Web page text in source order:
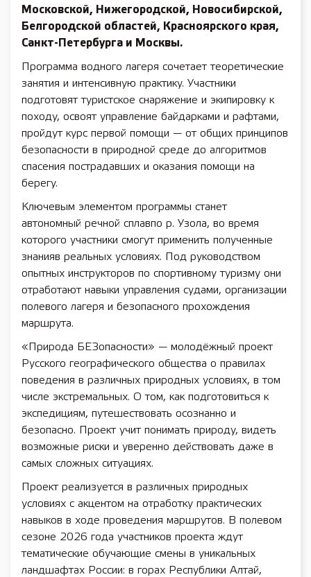
Московской, Нижегородской, Новосибирской,
Белгородской областей, Красноярского края,
Санкт-Петербурга и Москвы.
Программа водного лагеря сочетает теоретические
занятия и интенсивную практику. Участники
подготовят туристское снаряжение и экипировку к
походу, освоят управление байдарками и рафтами,
пройдут курс первой помощи — от общих принципов
безопасности в природной среде до алгоритмов
спасения пострадавших и оказания помощи на
берегу.
Ключевым элементом программы станет
автономный речной сплавпо р. Узола, во время
которого участники смогут применить полученные
знанияв реальных условиях. Под руководством
опытных инструкторов по спортивному туризму они
отработают навыки управления судами, организации
полевого лагеря и безопасного прохождения
маршрута.
«Природа БЕЗопасности» — молодёжный проект
Русского географического общества о правилах
поведения в различных природных условиях, в том
числе экстремальных. О том, как подготовиться к
экспедициям, путешествовать осознанно и
безопасно. Проект учит понимать природу, видеть
возможные риски и уверенно действовать даже в
самых сложных ситуациях.
Проект реализуется в различных природных
условиях с акцентом на отработку практических
навыков в ходе проведения маршрутов. В полевом
сезоне 2026 года участников проекта ждут
тематические обучающие смены в уникальных
ландшафтах России: в горах Республики Алтай,